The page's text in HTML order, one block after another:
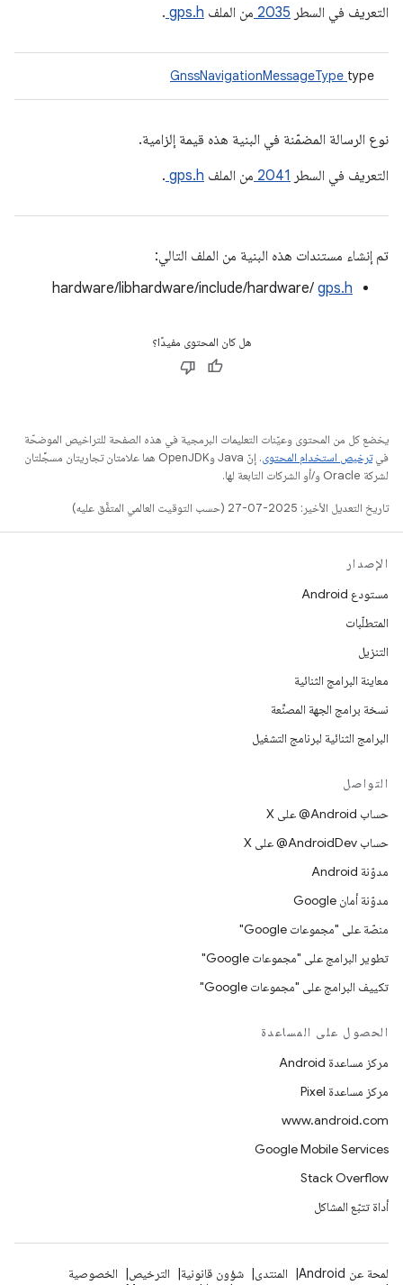
التعريف في السطر 2035 من الملف gps.h
.
GnssNavigationMessageType type
نوع الرسالة المضمّنة في البنية هذه قيمة إلزامية.
التعريف في السطر 2041 من الملف gps.h
.
تم إنشاء مستندات هذه البنية من الملف التالي:
hardware/libhardware/include/hardware/ gps.h
هل كان المحتوى مفيدًا؟
يخضع كل من المحتوى وعيّنات التعليمات البرمجية في هذه الصفحة للتراخيص الموضحّة
فيترخيص استخدام المحتوى
. إنّ Java وOpenJDK هما علامتان تجاريتان مسجَّلتان
لشركة Oracle و/أو الشركات التابعة لها.
تاريخ التعديل الأخير: 2025-07-27 (حسب التوقيت العالمي المتفَّق عليه)
الإصدار
مستودع Android
المتطلّبات
التنزيل
معاينة البرامج الثنائية
نسخة برامج الجهة المصنِّعة
البرامج الثنائية لبرنامج التشغيل
التواصل
حساب ‎@Android على X
حساب ‎@AndroidDev على X
مدوّنة Android
مدوّنة أمان Google
منصّة على "مجموعات Google"
تطوير البرامج على "مجموعات Google"
تكييف البرامج على "مجموعات Google"
الحصول على المساعدة
مركز مساعدة Android
مركز مساعدة Pixel
www.android.com
Google Mobile Services
Stack Overflow
أداة تتبّع المشاكل
لمحة عن Android المنتدى شؤون قانونية الترخيص
الخصوصية